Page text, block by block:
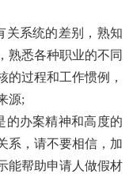
系统的差别，熟知
熟悉各种职业的不同
的过程和工作惯例，
源;
办案精神和高度的
系，请不要相信，加
能帮助申请人做假材